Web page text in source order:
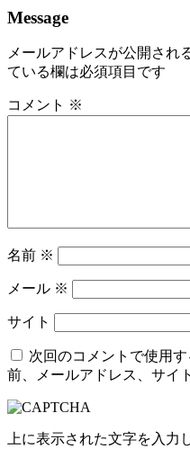
Message
メールアドレスが公開され
ている欄は必須項目です
コメント ※
名前 ※
メール ※
サイト
次回のコメントで使用
前、メールアドレス、サイ
上に表示された文字を入力